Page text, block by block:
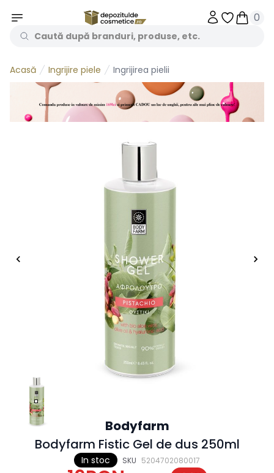
Obiecte
0
Acasă Ingrijire piele Ingrijirea pielii
In stoc SKU 5204702080017
Bodyfarm
Bodyfarm Fistic Gel de dus 250ml